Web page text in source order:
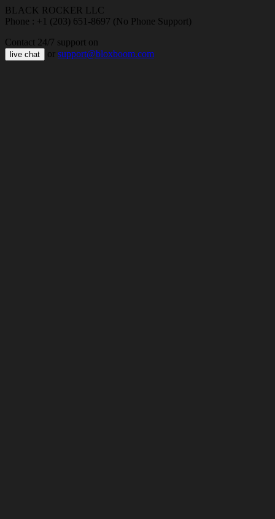
BLACK ROCKER LLC
Phone : +1 (203) 651-8697 (No Phone Support)
Contact 24/7 support on
live chat or support@bloxboom.com